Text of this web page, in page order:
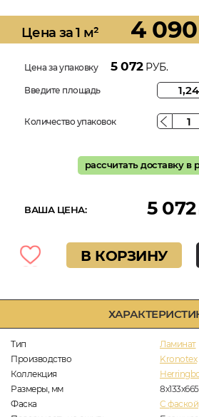
Тип
Ламинат
Производство
Kronotex
Коллекция
Размеры, мм
8х133х665
Фаска
C фаской
Цена за 1 м² 4 090
Цена за упаковку 5 072РУБ.
Введите площадь
Количество упаковок
рассчитать доставку в
ВАША ЦЕНА: 5 072
В КОРЗИНУ